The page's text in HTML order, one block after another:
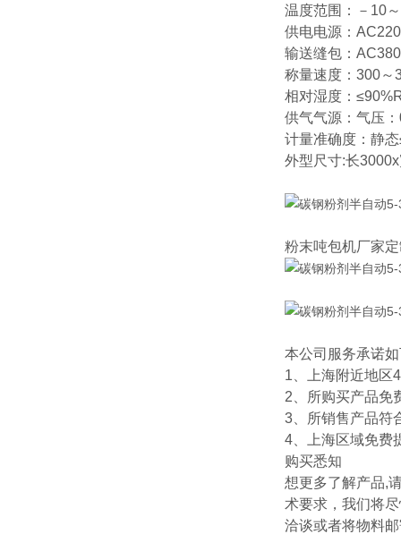
温度范围：－10
供电电源：
输送缝包：
称量速度：300～
相对湿度：
供气气源：气压
计量准确度：静
外型尺寸:长
粉末吨包机厂家
本公司服务承诺
1、上海附近地区
2、所购买产品免
3、所销售产品符
4、上海区域免费
购买悉知
想更多了解产品,
术要求，我们将
洽谈或者将物料